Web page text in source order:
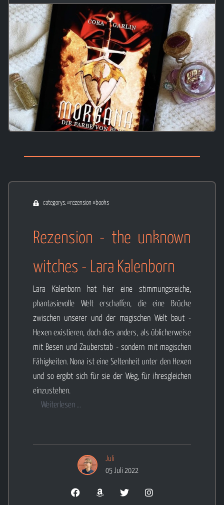
categorys: #rezension #books
Rezension - the unknown
witches - Lara Kalenborn
Lara Kalenborn hat hier eine stimmungsreiche,
phantasievolle Welt erschaffen, die eine Brücke
zwischen unserer und der magischen Welt baut -
Hexen existieren, doch dies anders, als üblicherweise
mit Besen und Zauberstab - sondern mit magischen
Fähigkeiten. Nona ist eine Seltenheit unter den Hexen
und so ergibt sich für sie der Weg, für ihresgleichen
einzustehen.
Weiterlesen ...
Juli
05 Juli 2022